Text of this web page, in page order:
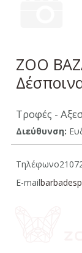
ZOO
Τροφές -
Διεύθυνση:
Τηλέφωνο
E-mail